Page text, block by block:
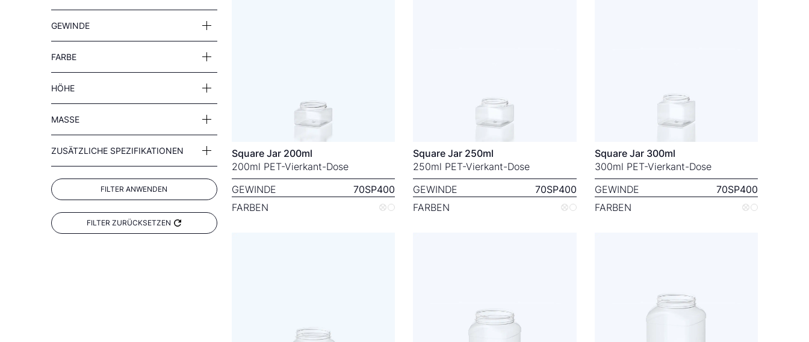
GEWINDE
FARBE
HÖHE
MASSE
ZUSÄTZLICHE SPEZIFIKATIONEN
FILTER ZURÜCKSETZEN
FILTER ANWENDEN
Square Jar 200ml
200ml PET-Vierkant-Dose
GEWINDE
70SP400
FARBEN
Square Jar 250ml
250ml PET-Vierkant-Dose
GEWINDE
70SP400
FARBEN
Square Jar 300ml
300ml PET-Vierkant-Dose
GEWINDE
70SP400
FARBEN